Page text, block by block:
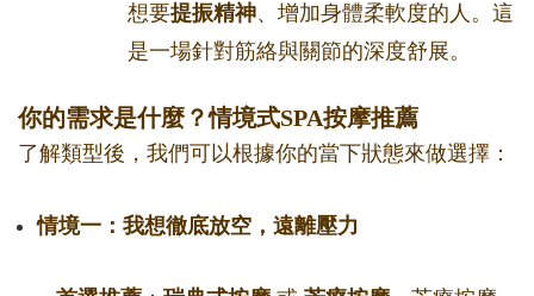
想要提振精神、增加身體柔軟度的人。這
是一場針對筋絡與關節的深度舒展。
你的需求是什麼？情境式SPA按摩推薦
了解類型後，我們可以根據你的當下狀態來做選擇：
情境一：我想徹底放空，遠離壓力